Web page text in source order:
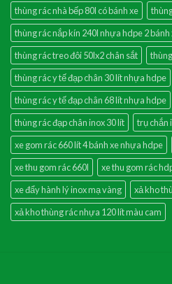
thùng rác nhà bếp 80l có bánh xe
thùng rác nắp kín 240l nhựa hdpe 2 bánh
thùng rác treo đôi 50lx2 chân sắt
thùng rác y tế đạp chân 30 lít nhựa hdpe
thùng rác y tế đạp chân 68 lít nhựa hdpe
thùng rác đạp chân inox 30 lít
trụ chắn
xe gom rác 660 lít 4 bánh xe nhựa hdpe
xe thu gom rác 660l
xe thu gom rác
xe đẩy hành lý inox mạ vàng
xả kho
xả kho thùng rác nhựa 120 lít màu cam